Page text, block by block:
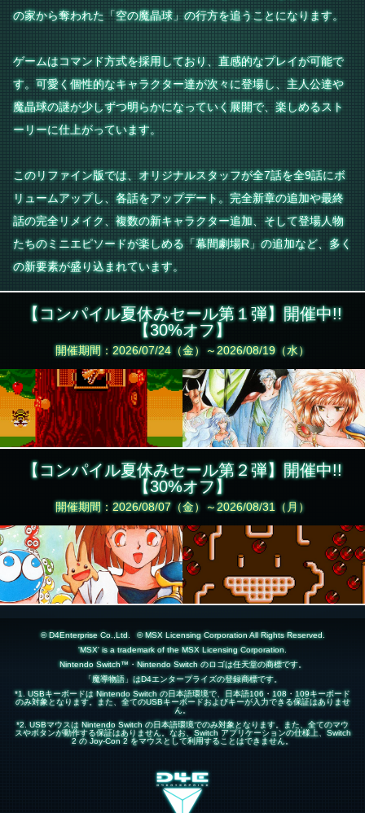
の家から奪われた「空の魔晶球」の行方を追うことになります。
ゲームはコマンド方式を採用しており、直感的なプレイが可能で
す。可愛く個性的なキャラクター達が次々に登場し、主人公達や
魔晶球の謎が少しずつ明らかになっていく展開で、楽しめるスト
ーリーに仕上がっています。
このリファイン版では、オリジナルスタッフが全7話を全9話にボ
リュームアップし、各話をアップデート。完全新章の追加や最終
話の完全リメイク、複数の新キャラクター追加、そして登場人物
たちのミニエピソードが楽しめる「幕間劇場R」の追加など、多く
の新要素が盛り込まれています。
【コンパイル夏休みセール第１弾】開催中!!
【30%オフ】
開催期間：2026/07/24（金）～2026/08/19（水）
【コンパイル夏休みセール第２弾】開催中!!
【30%オフ】
開催期間：2026/08/07（金）～2026/08/31（月）
© D4Enterprise Co.,Ltd.
© MSX Licensing Corporation All Rights Reserved.
'MSX' is a trademark of the MSX Licensing Corporation.
Nintendo Switch™・Nintendo Switch のロゴは任天堂の商標です。
「魔導物語」はD4エンタープライズの登録商標です。
*1. USBキーボードは Nintendo Switch の日本語環境で、日本語106・108・109キーボード
のみ対象となります。また、全てのUSBキーボードおよびキーが入力できる保証はありませ
ん。
*2. USBマウスは Nintendo Switch の日本語環境でのみ対象となります。また、全てのマウ
スやボタンが動作する保証はありません。なお、Switch アプリケーションの仕様上、Switch
2 の Joy-Con 2 をマウスとして利用することはできません。